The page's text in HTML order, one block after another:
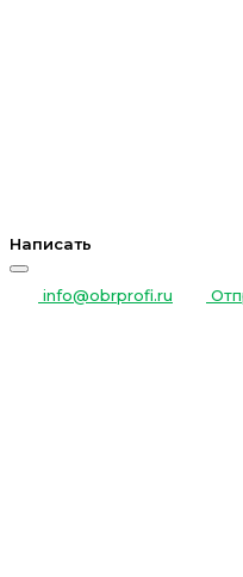
Написать
info@obrprofi.ru